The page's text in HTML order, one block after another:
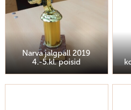
Narva jalgpall 2019
4.-5.kl. poisid